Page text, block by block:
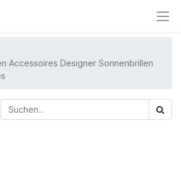
Accessoires Designer Sonnenbrillen